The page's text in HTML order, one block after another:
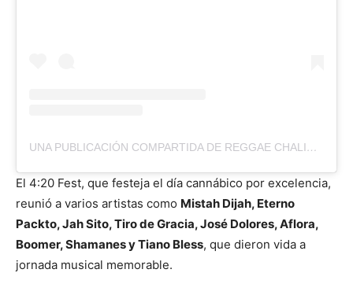
UNA PUBLICACIÓN COMPARTIDA DE REGGAE CHALICE (@REGGAE.CHALICE)
El 4:20 Fest, que festeja el día cannábico por excelencia,
reunió a varios artistas como Mistah Dijah, Eterno
Packto, Jah Sito, Tiro de Gracia, José Dolores, Aflora,
Boomer, Shamanes y Tiano Bless, que dieron vida a
jornada musical memorable.